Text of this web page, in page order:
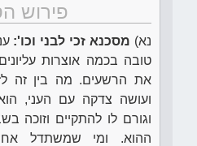
פירוש
נא) מסכנא זכי לבני וכו':
טובה בכמה אוצרות
את הרשעים. מה בין זה
ועושה צדקה עם העני,
וגורם לו להתקיים וזוכה
ההוא. ומי שמשתדל